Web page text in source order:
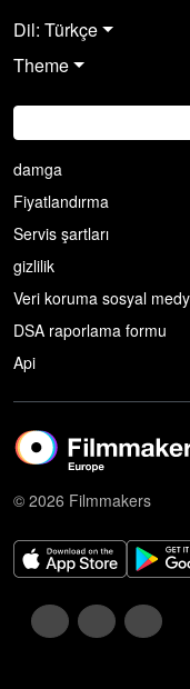
Dil: Türkçe
Theme
damga
Fiyatlandırma
Servis şartları
gizlilik
Veri koruma sosyal
DSA raporlama formu
Api
© 2026 Filmmakers